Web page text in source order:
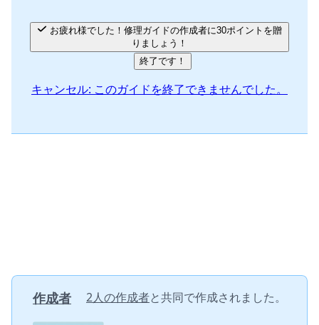
りましょう！
終了です！
キャンセル: このガイドを終了できませんでした。
作成者 2人の作成者と共同で作成されました。